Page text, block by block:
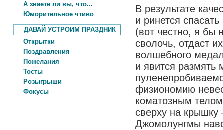
А знаете ли вы, что...
Юморительное чтиво
ДАВАЙ УСТРОИМ ПРАЗДНИК
Открытки
Поздравления
Пожелания
Тосты
Розыгрыши
Фокусы
В результате
и ринется
(вот честно, я бы
сволочь, отдаст
волшебного
и явится размять
физиономию
коматозным
сверху на крышку
Джомолунгмы